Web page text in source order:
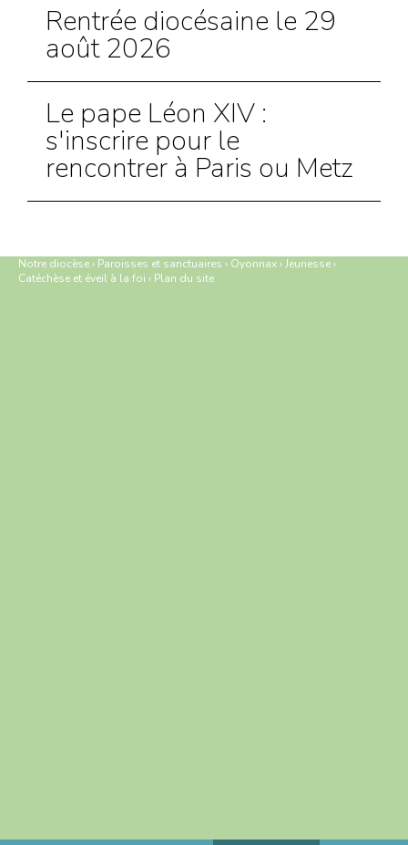
Rentrée diocésaine le 29
août 2026
Le pape Léon XIV :
s'inscrire pour le
rencontrer à Paris ou Metz
Notre diocèse › Paroisses et sanctuaires › Oyonnax ›Jeunesse ›
Catéchèse et éveil à la foi › Plan du site